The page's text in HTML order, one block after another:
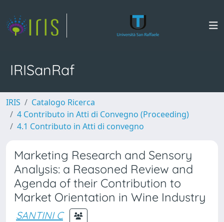
IRISanRaf
IRIS
Catalogo Ricerca
4 Contributo in Atti di Convegno (Proceeding)
4.1 Contributo in Atti di convegno
Marketing Research and Sensory
Analysis: a Reasoned Review and
Agenda of their Contribution to
Market Orientation in Wine Industry
SANTINI C